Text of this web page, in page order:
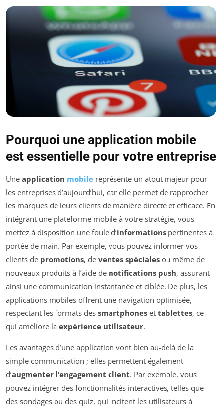
Pourquoi une application mobile
est essentielle pour votre entreprise
Une application mobile représente un atout majeur pour
les entreprises d’aujourd’hui, car elle permet de rapprocher
les marques de leurs clients de manière directe et efficace. En
intégrant une plateforme mobile à votre stratégie, vous
mettez à disposition une foule d’informations pertinentes à
portée de main. Par exemple, vous pouvez informer vos
clients de promotions, de ventes spéciales ou même de
nouveaux produits à l’aide de notifications push, assurant
ainsi une communication instantanée et ciblée. De plus, les
applications mobiles offrent une navigation optimisée,
respectant les formats des smartphones et tablettes, ce
qui améliore la expérience utilisateur.
Les avantages d’une application vont bien au-delà de la
simple communication ; elles permettent également
d’augmenter l’engagement client. Par exemple, vous
pouvez intégrer des fonctionnalités interactives, telles que
des sondages ou des quiz, qui incitent les utilisateurs à